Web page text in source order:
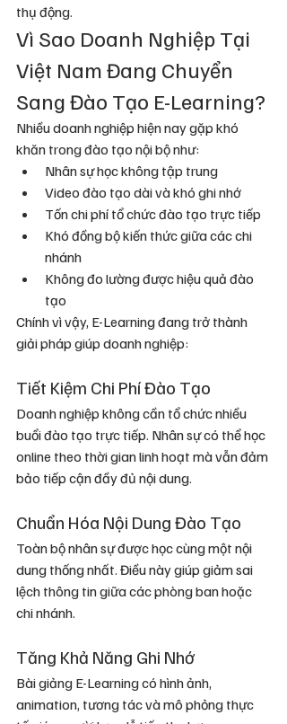
thụ động.
Vì Sao Doanh Nghiệp Tại
Việt Nam Đang Chuyển
Sang Đào Tạo E-Learning?
Nhiều doanh nghiệp hiện nay gặp khó
khăn trong đào tạo nội bộ như:
Nhân sự học không tập trung
Video đào tạo dài và khó ghi nhớ
Tốn chi phí tổ chức đào tạo trực tiếp
Khó đồng bộ kiến thức giữa các chi
nhánh
Không đo lường được hiệu quả đào
tạo
Chính vì vậy, E-Learning đang trở thành
giải pháp giúp doanh nghiệp:
Tiết Kiệm Chi Phí Đào Tạo
Doanh nghiệp không cần tổ chức nhiều
buổi đào tạo trực tiếp. Nhân sự có thể học
online theo thời gian linh hoạt mà vẫn đảm
bảo tiếp cận đầy đủ nội dung.
Chuẩn Hóa Nội Dung Đào Tạo
Toàn bộ nhân sự được học cùng một nội
dung thống nhất. Điều này giúp giảm sai
lệch thông tin giữa các phòng ban hoặc
chi nhánh.
Tăng Khả Năng Ghi Nhớ
Bài giảng E-Learning có hình ảnh,
animation, tương tác và mô phỏng thực